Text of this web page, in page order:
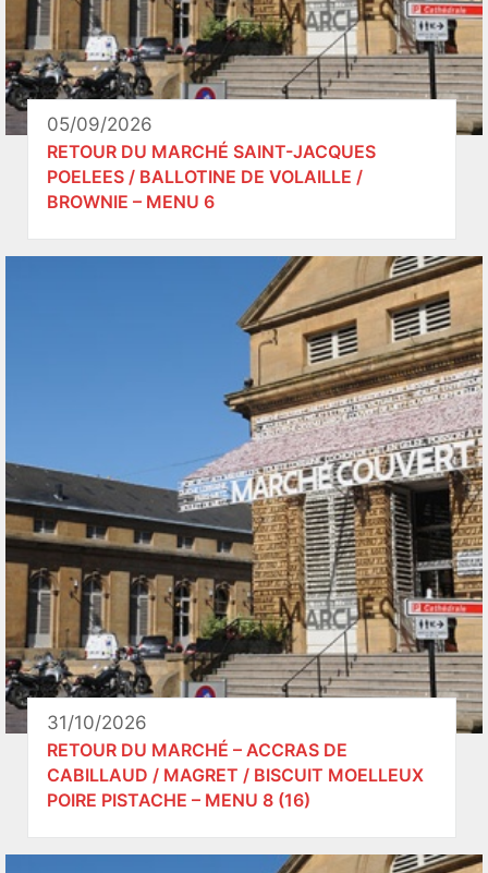
05/09/2026
RETOUR DU MARCHÉ SAINT-JACQUES
POELEES / BALLOTINE DE VOLAILLE /
BROWNIE – MENU 6
31/10/2026
RETOUR DU MARCHÉ – ACCRAS DE
CABILLAUD / MAGRET / BISCUIT MOELLEUX
POIRE PISTACHE – MENU 8 (16)